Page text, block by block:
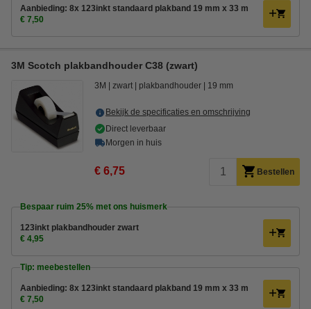
Aanbieding: 8x 123inkt standaard plakband 19 mm x 33 m
€ 7,50
3M Scotch plakbandhouder C38 (zwart)
3M zwart plakbandhouder 19 mm
Bekijk de specificaties en omschrijving
Direct leverbaar
Morgen in huis
€ 6,75 Bestellen
Bespaar ruim 25% met ons huismerk
123inkt plakbandhouder zwart
€ 4,95
Tip: meebestellen
Aanbieding: 8x 123inkt standaard plakband 19 mm x 33 m
€ 7,50